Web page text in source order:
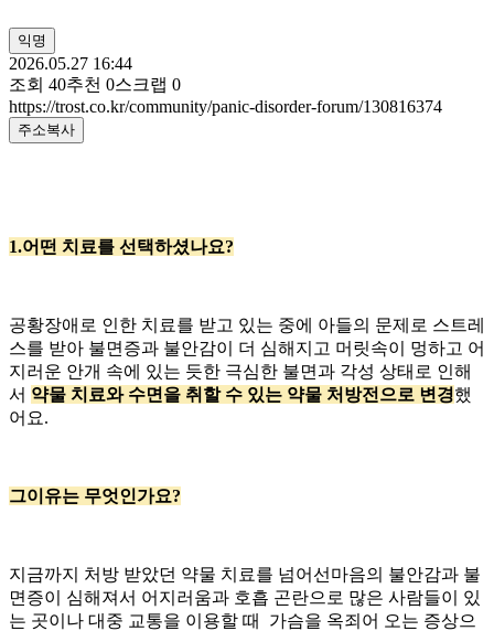
익명
2026.05.27 16:44
조회 40추천 0스크랩 0
https://trost.co.kr/community/panic-disorder-forum/130816374
주소복사
1.어떤 치료를 선택하셨나요?
공황장애로 인한 치료를 받고 있는 중에 아들의 문제로 스트레
스를 받아 불면증과 불안감이 더 심해지고 머릿속이 멍하고 어
지러운 안개 속에 있는 듯한 극심한 불면과 각성 상태로 인해
서 약물 치료와 수면을 취할 수 있는 약물 처방전으로 변경했
어요.
그이유는 무엇인가요?
지금까지 처방 받았던 약물 치료를 넘어선마음의 불안감과 불
면증이 심해져서 어지러움과 호흡 곤란으로 많은 사람들이 있
는 곳이나 대중 교통을 이용할 때 가슴을 옥죄어 오는 증상으